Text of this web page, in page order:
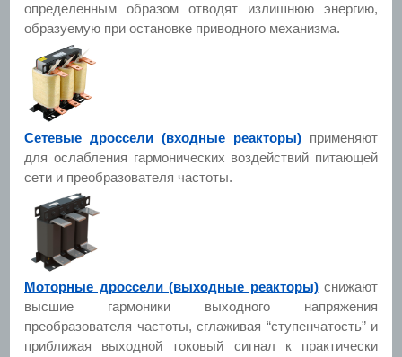
определенным образом отводят излишнюю энергию,
образуемую при остановке приводного механизма.
Сетевые дроссели (входные реакторы) применяют
для ослабления гармонических воздействий питающей
сети и преобразователя частоты.
Моторные дроссели (выходные реакторы)снижают
высшие гармоники выходного напряжения
преобразователя частоты, сглаживая “ступенчатость” и
приближая выходной токовый сигнал к практически